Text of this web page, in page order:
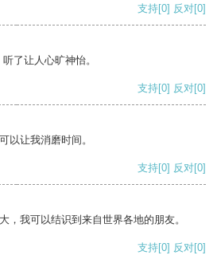
支持[0] 反对[0]
了让人心旷神怡。
支持[0] 反对[0]
以让我消磨时间。
支持[0] 反对[0]
，我可以结识到来自世界各地的朋友。
支持[0] 反对[0]